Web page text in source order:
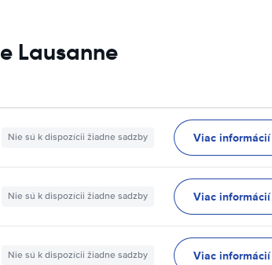
Lausanne
Nie sú k dispozícii žiadne sadzby Viac informácií
Nie sú k dispozícii žiadne sadzby Viac informácií
Nie sú k dispozícii žiadne sadzby Viac informácií